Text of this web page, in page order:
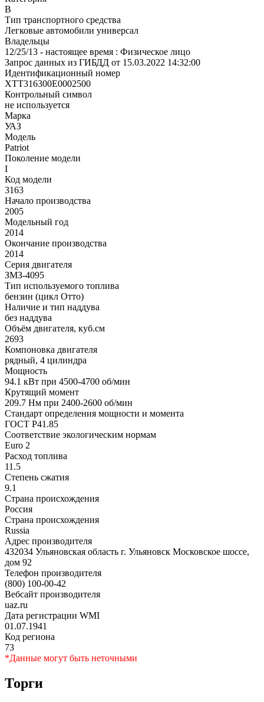
В
Тип транспортного средства
Легковые автомобили универсал
Владельцы
12/25/13 - настоящее время : Физическое лицо
Запрос данных из ГИБДД от 15.03.2022 14:32:00
Идентификационный номер
XTT316300E0002500
Контрольный символ
не используется
Марка
УАЗ
Модель
Patriot
Поколение модели
I
Код модели
3163
Начало производства
2005
Модельный год
2014
Окончание производства
2014
Серия двигателя
ЗМЗ-4095
Тип используемого топлива
бензин (цикл Отто)
Наличие и тип наддува
без наддува
Объём двигателя, куб.см
2693
Компоновка двигателя
рядный, 4 цилиндра
Мощность
94.1 кВт при 4500-4700 об/мин
Крутящий момент
209.7 Нм при 2400-2600 об/мин
Стандарт определения мощности и момента
ГОСТ Р41.85
Соответствие экологическим нормам
Euro 2
Расход топлива
11.5
Степень сжатия
9.1
Страна происхождения
Россия
Страна происхождения
Russia
Адрес производителя
432034 Ульяновская область г. Ульяновск Московское шоссе,
дом 92
Телефон производителя
(800) 100-00-42
Вебсайт производителя
uaz.ru
Дата регистрации WMI
01.07.1941
Код региона
73
*Данные могут быть неточными
Торги